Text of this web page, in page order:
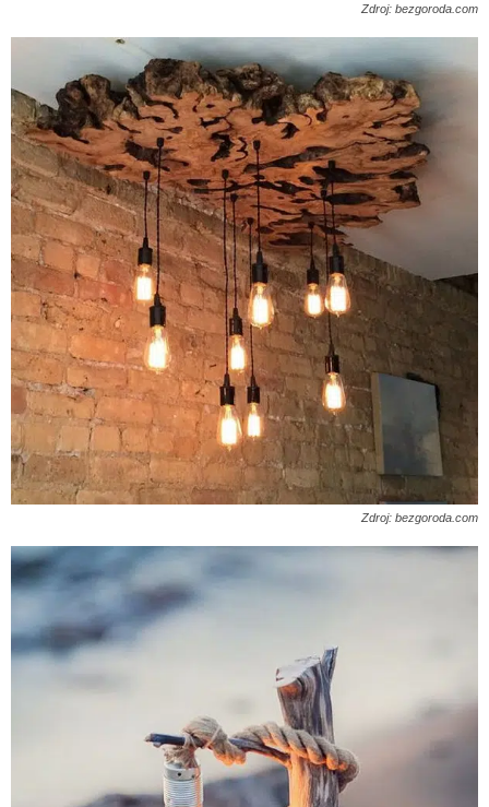
Zdroj: bezgoroda.com
Zdroj: bezgoroda.com